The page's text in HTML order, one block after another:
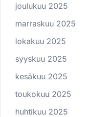
joulukuu 2025
marraskuu 2025
lokakuu 2025
syyskuu 2025
kesäkuu 2025
toukokuu 2025
huhtikuu 2025